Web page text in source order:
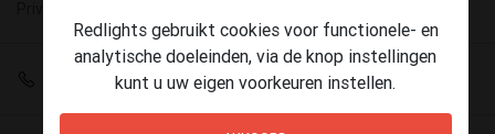
Redlights gebruikt cookies voor functionele- en
analytische doeleinden, via de knop instellingen
kunt u uw eigen voorkeuren instellen.
+32 483 27 61 35